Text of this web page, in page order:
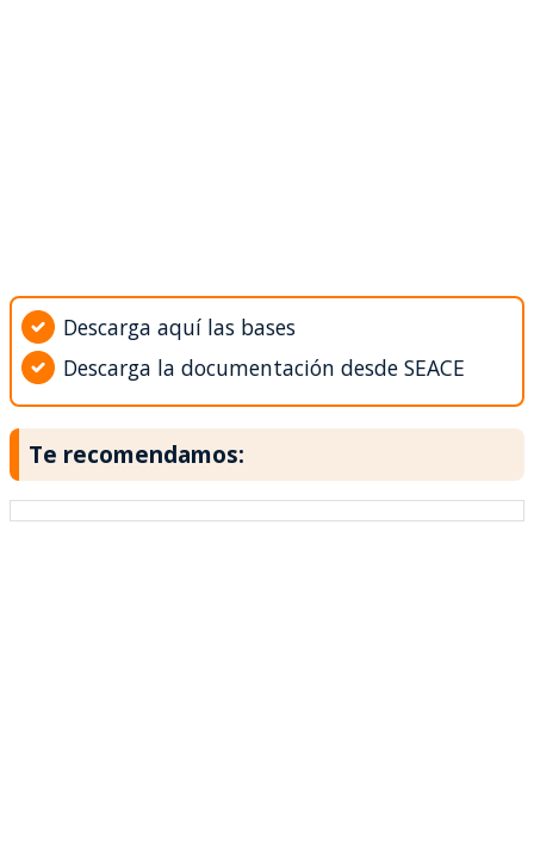
Descarga aquí las bases
Descarga la documentación desde SEACE
Te recomendamos: